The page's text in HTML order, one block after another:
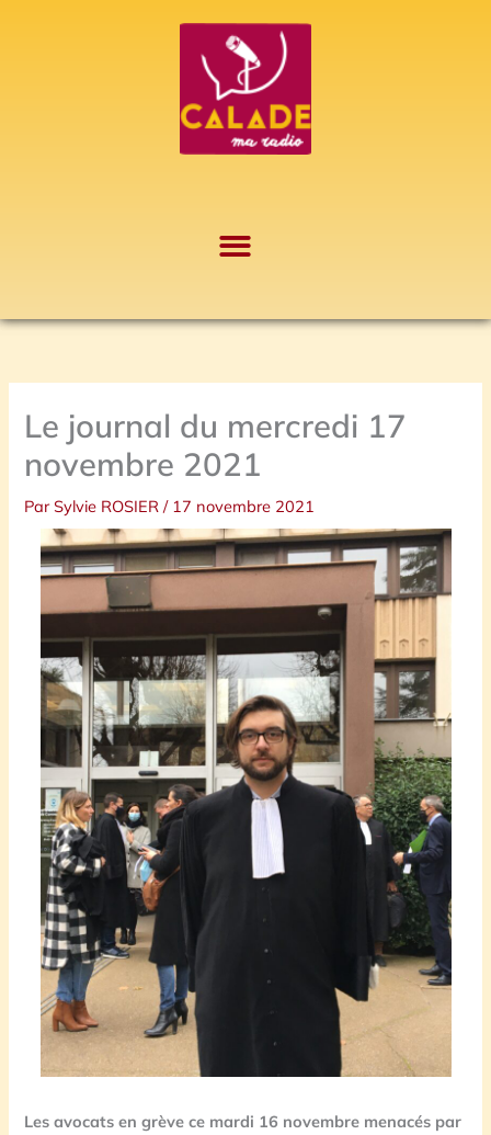
Le journal du mercredi 17
novembre 2021
ParSylvie ROSIER/ 17 novembre 2021
Les avocats en grève ce mardi 16 novembre menacés par